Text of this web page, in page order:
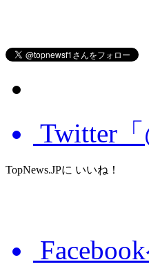
Twitter
TopNews.JPに いいね！